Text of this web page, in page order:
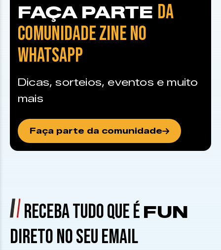
FAÇA PARTE DA
COMUNIDADE ZINE NO
WHATSAPP
Dicas, sorteios, eventos e muito
mais
Faça parte da comunidade
RECEBA TUDO QUE É FUN
DIRETO NO SEU EMAIL